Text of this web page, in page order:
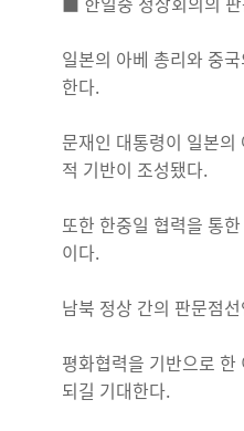
일본의 아베 총리와 중
한다.
문재인 대통령이 일본
적 기반이 조성됐다.
또한 한중일 협력을 통
이다.
남북 정상 간의 판문점
평화협력을 기반으로
되길 기대한다.